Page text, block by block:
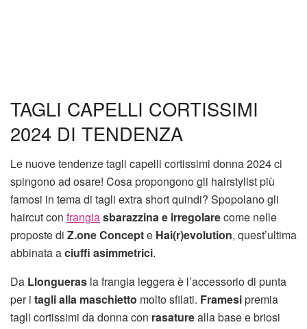
TAGLI CAPELLI CORTISSIMI
2024 DI TENDENZA
Le nuove tendenze tagli capelli cortissimi donna 2024 ci
spingono ad osare! Cosa propongono gli hairstylist più
famosi in tema di tagli extra short quindi? Spopolano gli
haircut con frangiasbarazzina e irregolarecome nelle
proposte di Z.one Concepte Hai(r)evolution, quest’ultima
abbinata aciuffi asimmetrici.
Da Llongueras la frangia leggera è l’accessorio di punta
per i tagli alla maschietto molto sfilati. Framesipremia
tagli cortissimi da donna con rasaturealla base e briosi